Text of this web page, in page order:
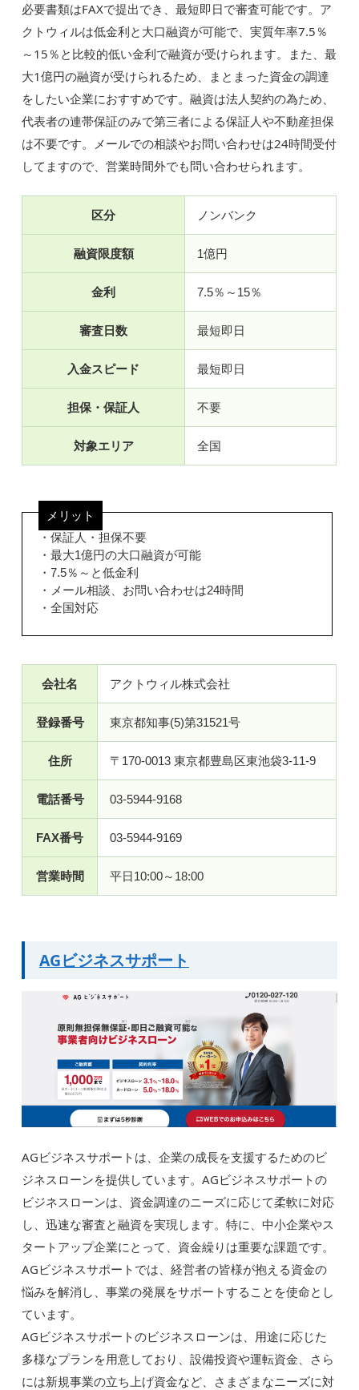
必要書類はFAXで提出でき、最短即日で審査可能です。ア
クトウィルは低金利と大口融資が可能で、実質年率7.5％
～15％と比較的低い金利で融資が受けられます。また、最
大1億円の融資が受けられるため、まとまった資金の調達
をしたい企業におすすめです。融資は法人契約の為ため、
代表者の連帯保証のみで第三者による保証人や不動産担保
は不要です。メールでの相談やお問い合わせは24時間受付
してますので、営業時間外でも問い合わせられます。
区分 ノンバンク
融資限度額 1億円
金利 7.5％～15％
審査日数 最短即日
入金スピード 最短即日
担保・保証人 不要
対象エリア 全国
メリット
・保証人・担保不要
・最大1億円の大口融資が可能
・7.5％～と低金利
・メール相談、お問い合わせは24時間
・全国対応
会社名 アクトウィル株式会社
登録番号 東京都知事(5)第31521号
住所 〒170-0013 東京都豊島区東池袋3-11-9
電話番号 03-5944-9168
FAX番号 03-5944-9169
営業時間 平日10:00～18:00
AGビジネスサポート
AGビジネスサポートは、企業の成長を支援するためのビ
ジネスローンを提供しています。AGビジネスサポートの
ビジネスローンは、資金調達のニーズに応じて柔軟に対応
し、迅速な審査と融資を実現します。特に、中小企業やス
タートアップ企業にとって、資金繰りは重要な課題です。
AGビジネスサポートでは、経営者の皆様が抱える資金の
悩みを解消し、事業の発展をサポートすることを使命とし
ています。
AGビジネスサポートのビジネスローンは、用途に応じた
多様なプランを用意しており、設備投資や運転資金、さら
には新規事業の立ち上げ資金など、さまざまなニーズに対